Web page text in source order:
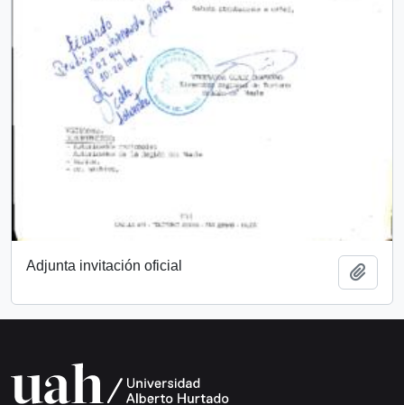
Adjunta invitación oficial